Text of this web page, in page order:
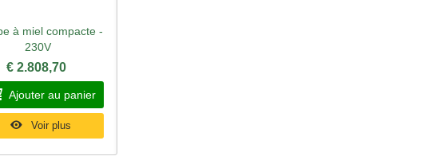
rapide
à miel compacte -
230V
€ 2.808,70
Ajouter au panier
Voir plus